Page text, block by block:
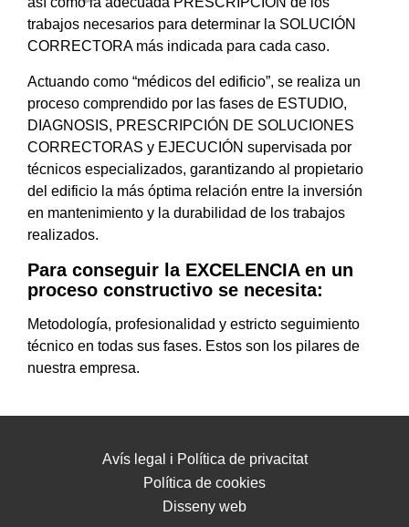
trabajos necesarios para determinar la SOLUCIÓN
CORRECTORA más indicada para cada caso.
Actuando como “médicos del edificio”, se realiza un
proceso comprendido por las fases de ESTUDIO,
DIAGNOSIS, PRESCRIPCIÓN DE SOLUCIONES
CORRECTORAS y EJECUCIÓN supervisada por
técnicos especializados, garantizando al propietario
del edificio la más óptima relación entre la inversión
en mantenimiento y la durabilidad de los trabajos
realizados.
Para conseguir la EXCELENCIA en un
proceso constructivo se necesita:
Metodología, profesionalidad y estricto seguimiento
técnico en todas sus fases. Estos son los pilares de
nuestra empresa.
Avís legal i Política de privacitat
Política de cookies
Disseny web